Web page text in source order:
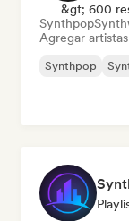
&gt; 600
Synthpop
Agregar
Synthpop